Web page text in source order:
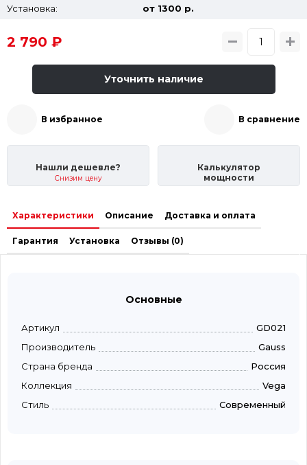
Установка:
от 1300 p.
2 790 ₽
Уточнить наличие
В избранное В сравнение
Нашли дешевле?
Снизим цену
Калькулятор
мощности
Характеристики Описание Доставка и оплата
Гарантия Установка Отзывы (0)
Основные
Артикул
GD021
Производитель
Gauss
Страна бренда
Россия
Коллекция
Vega
Стиль
Современный